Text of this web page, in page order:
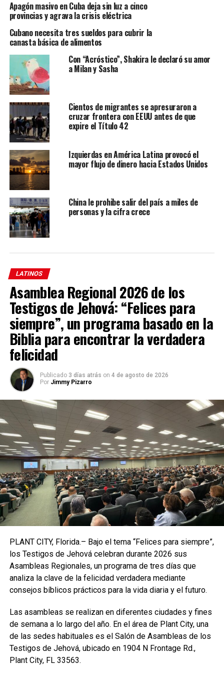
la misma organización, 49 de los detenidos originalmente
eranmenores de 18 añosy al día de hoy 15 de ellos
siguen detenidos en servicios penitenciarios, mientras
que muchos de los liberados cumplen prisión domiciliaria.
Para otra institución que vela por los derechos humanos
de los cubanos,
Justicia 11J, denuncia que son 10 los
menores que continúan bajo arresto. La falta de exactitud
en los datos se debe al secretismo y la falta de
transparencia con la que se manejan las autoridades.
Los padres de cuatro de estos menores
que continúan
recluidos: la madre de
deEmiyoslan Román Rodríguez
David Becerra Curbelo, y la deRowland Jesús Castillo
Castro; todos de La Habana
su detención, ya que Emiyoslan cumplió la mayoría de
edad estando prisión.
El caso más delicado es el de Jonathan Torres,
debido a su estado de salud
. Jonathansufre una
hipertrofia en el ventrículo izquierdo del corazón,
producto de la hipertensión arterial que lerequiere tomar
una medicación todos los díaspara controlar la presión
en su sangre.Desde el día de su detención, el 13 de
agosto en la capital de la isla,no tiene acceso a esta
medicación. Su madre, Bárbara, está extremadamente
poquito sobre presión sabe que es un padecimiento
bastante grave.Están jugando con la vida de mi hijo,
la están poniendo en peligro.Mi hijo ya cumplió un
mes y medio desde que no tiene medicamentos”,
señaló. Sumado a esto,
Apagón masivo en Cuba deja sin luz a cinco
provincias y agrava la crisis eléctrica
Cubano necesita tres sueldos para cubrir la
canasta básica de alimentos
Con “Acróstico”, Shakira le declaró su amor
a Milan y Sasha
Cientos de migrantes se apresuraron a
cruzar frontera con EEUU antes de que
expire el Título 42
Izquierdas en América Latina provocó el
mayor flujo de dinero hacia Estados Unidos
China le prohibe salir del país a miles de
personas y la cifra crece
LATINOS
Asamblea Regional 2026 de los
Testigos de Jehová: “Felices para
siempre”, un programa basado en la
Biblia para encontrar la verdadera
felicidad
Publicado 3 días atrás on 4 de agosto de 2026
Por Jimmy Pizarro
PLANT CITY, Florida.– Bajo el tema “Felices para siempre”,
los Testigos de Jehová celebran durante 2026 sus
Asambleas Regionales, un programa de tres días que
analiza la clave de la felicidad verdadera mediante
consejos bíblicos prácticos para la vida diaria y el futuro.
Las asambleas se realizan en diferentes ciudades y fines
de semana a lo largo del año. En el área de Plant City, una
de las sedes habituales es el Salón de Asambleas de los
Testigos de Jehová, ubicado en 1904 N Frontage Rd.,
Plant City, FL 33563.